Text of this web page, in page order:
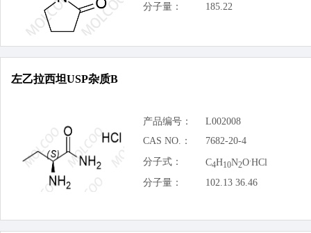
分子量： 185.22
左乙拉西坦USP杂质B
产品编号：
L002008
CAS NO.：
7682-20-4
分子式：
C4H10N2O.HCl
分子量：
102.13 36.46